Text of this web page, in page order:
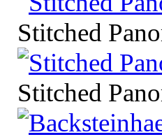
Stitched
Stitched